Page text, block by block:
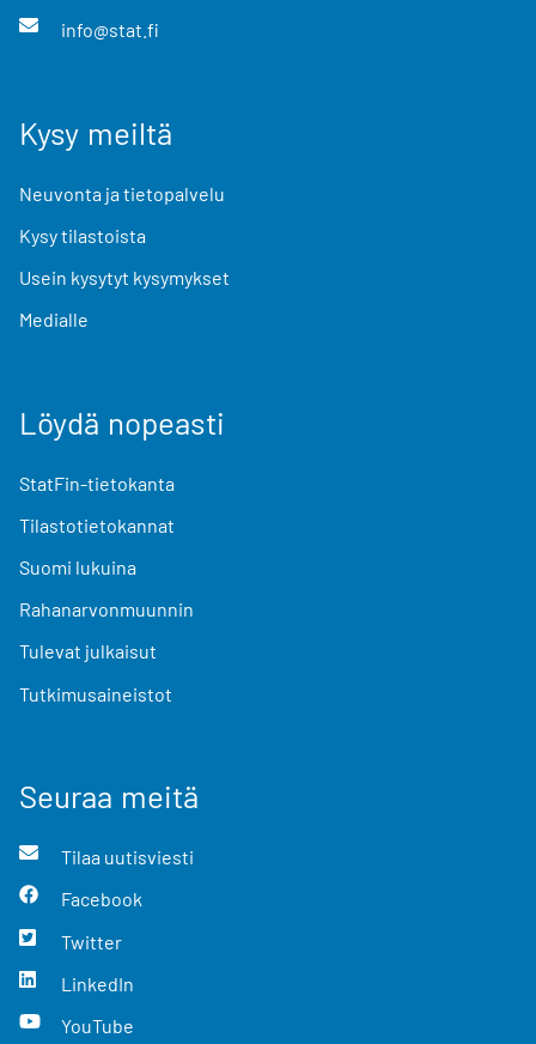
info@stat.fi
Kysy meiltä
Neuvonta ja tietopalvelu
Kysy tilastoista
Usein kysytyt kysymykset
Medialle
Löydä nopeasti
StatFin-tietokanta
Tilastotietokannat
Suomi lukuina
Rahanarvonmuunnin
Tulevat julkaisut
Tutkimusaineistot
Seuraa meitä
Tilaa uutisviesti
Facebook
Twitter
LinkedIn
YouTube